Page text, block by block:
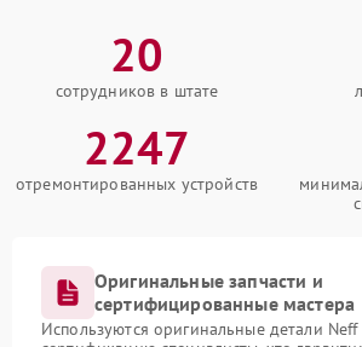
20
сотрудников в штате
2247
отремонтированных устройств
Оригинальные запчасти и
сертифицированные мастера
Используются оригинальные детали